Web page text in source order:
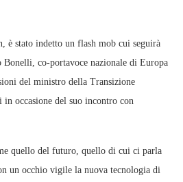
è stato indetto un flash mob cui seguirà
Bonelli, co-portavoce nazionale di Europa
del ministro della Transizione
occasione del suo incontro con
quello del futuro, quello di cui ci parla
un occhio vigile la nuova tecnologia di